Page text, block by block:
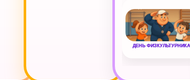
ДЕНЬ ФИЗКУЛЬТУРНИКА